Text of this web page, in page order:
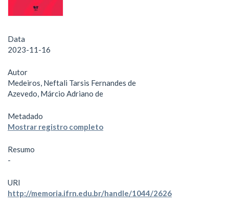
Data
2023-11-16
Autor
Medeiros, Neftali Tarsis Fernandes de
Azevedo, Márcio Adriano de
Metadado
Mostrar registro completo
Resumo
-
URI
http://memoria.ifrn.edu.br/handle/1044/2626